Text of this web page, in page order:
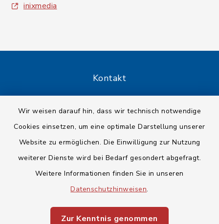
Wir weisen darauf hin, dass wir technisch notwendige
Cookies einsetzen, um eine optimale Darstellung unserer
Website zu ermöglichen. Die Einwilligung zur Nutzung
weiterer Dienste wird bei Bedarf gesondert abgefragt.
Weitere Informationen finden Sie in unseren
Datenschutzhinweisen.
Zur Kenntnis genommen
inixmedia
Kontakt
Datenschutz
Impressum
Sitemap
Cookie-Einstellungen